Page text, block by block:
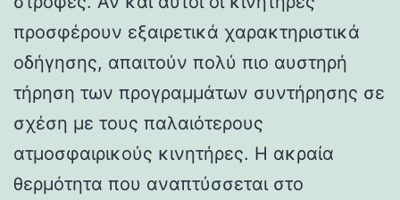
προσφέρουν εξαιρετικά χαρακτηριστικά
οδήγησης, απαιτούν πολύ πιο αυστηρή
τήρηση των προγραμμάτων συντήρησης σε
σχέση με τους παλαιότερους
ατμοσφαιρικούς κινητήρες. Η ακραία
θερμότητα που αναπτύσσεται στο